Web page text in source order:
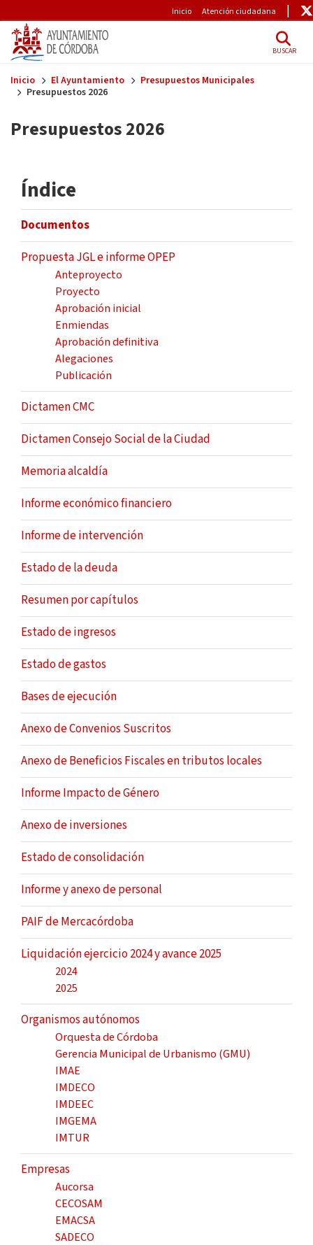
Pre-Header
Inicio Atención ciudadana
BUSCAR
Inicio El Ayuntamiento
Presupuestos Municipales
Presupuestos 2026
Presupuestos 2026
Índice
Documentos
Propuesta JGL e informe OPEP
Anteproyecto
Proyecto
Aprobación inicial
Enmiendas
Aprobación definitiva
Alegaciones
Publicación
Dictamen CMC
Dictamen Consejo Social de la Ciudad
Memoria alcaldía
Informe económico financiero
Informe de intervención
Estado de la deuda
Resumen por capítulos
Estado de ingresos
Estado de gastos
Bases de ejecución
Anexo de Convenios Suscritos
Anexo de Beneficios Fiscales en tributos locales
Informe Impacto de Género
Anexo de inversiones
Estado de consolidación
Informe y anexo de personal
PAIF de Mercacórdoba
Liquidación ejercicio 2024 y avance 2025
2024
2025
Organismos autónomos
Orquesta de Córdoba
Gerencia Municipal de Urbanismo (GMU)
IMAE
IMDECO
IMDEEC
IMGEMA
IMTUR
Empresas
Aucorsa
CECOSAM
EMACSA
SADECO